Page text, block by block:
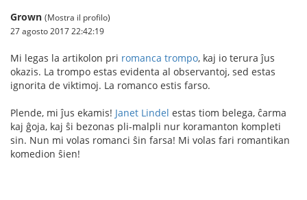
Grown (Mostra il profilo)
27 agosto 2017 22:42:19
Mi legas la artikolon pri romanca trompo, kaj io terura ĵus
okazis. La trompo estas evidenta al observantoj, sed estas
ignorita de viktimoj. La romanco estis farso.
Plende, mi ĵus ekamis! Janet Lindel estas tiom belega, ĉarma
kaj ĝoja, kaj ŝi bezonas pli-malpli nur koramanton kompleti
sin. Nun mi volas romanci ŝin farsa! Mi volas fari romantikan
komedion ŝien!